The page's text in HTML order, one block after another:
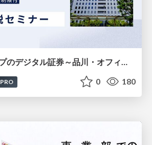
三井物産グループのデジタル証券～品川・オフィス＆ホテル～徹底解説セミナー
PRO 0 180